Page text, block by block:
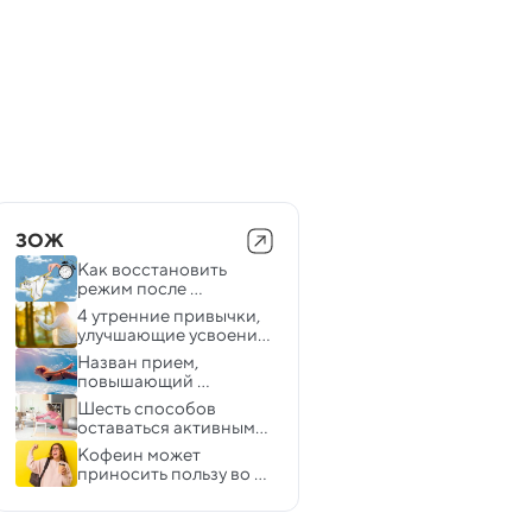
ЗОЖ
Как восстановить
режим после
праздников
4 утренние привычки,
улучшающие усвоение
витамина D
Назван прием,
повышающий
выносливость перед
тренировкой
Шесть способов
оставаться активными,
не выходя из дома
Кофеин может
приносить пользу во
время тренировок в
жару